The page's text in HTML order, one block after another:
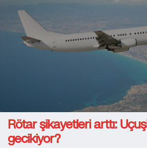
Rötar şikayetleri arttı:
gecikiyor?